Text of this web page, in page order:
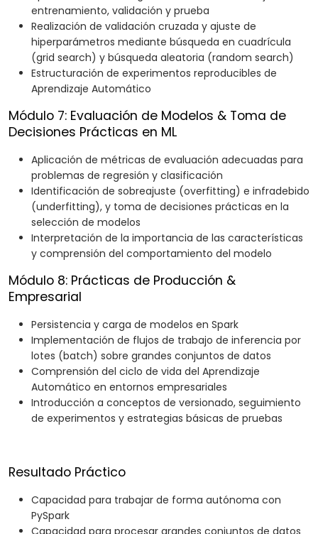
entrenamiento, validación y prueba
Realización de validación cruzada y ajuste de
hiperparámetros mediante búsqueda en cuadrícula
(grid search) y búsqueda aleatoria (random search)
Estructuración de experimentos reproducibles de
Aprendizaje Automático
Módulo 7: Evaluación de Modelos & Toma de
Decisiones Prácticas en ML
Aplicación de métricas de evaluación adecuadas para
problemas de regresión y clasificación
Identificación de sobreajuste (overfitting) e infradebido
(underfitting), y toma de decisiones prácticas en la
selección de modelos
Interpretación de la importancia de las características
y comprensión del comportamiento del modelo
Módulo 8: Prácticas de Producción &
Empresarial
Persistencia y carga de modelos en Spark
Implementación de flujos de trabajo de inferencia por
lotes (batch) sobre grandes conjuntos de datos
Comprensión del ciclo de vida del Aprendizaje
Automático en entornos empresariales
Introducción a conceptos de versionado, seguimiento
de experimentos y estrategias básicas de pruebas
Resultado Práctico
Capacidad para trabajar de forma autónoma con
PySpark